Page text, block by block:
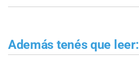
Además tenés que leer: